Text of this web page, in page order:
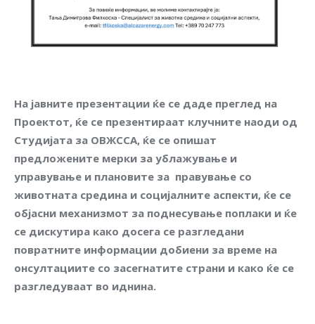
На јавните презентации ќе се даде преглед на
Проектот, ќе се презентираат клучните наоди од
Студијата за ОВЖССА, ќе се опишат
предложените мерки за ублажување и
управување и плановите за правување со
животната средина и социјалните аспекти, ќе се
објасни механизмот за поднесување поплаки и ќе
се дискутира како досега се разгледани
повратните информации добиени за време на
онсултациите со засегнатите страни и како ќе се
разгледуваат во иднина.